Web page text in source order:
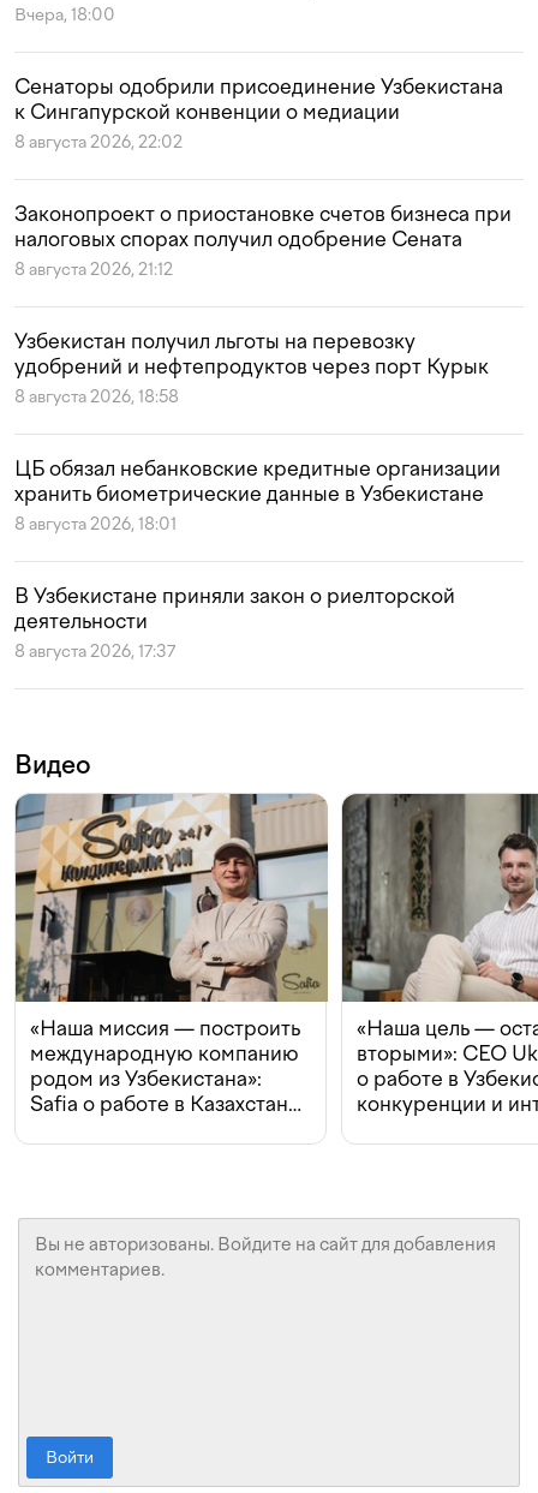
Вчера, 18:00
Сенаторы одобрили присоединение Узбекистана
к Сингапурской конвенции о медиации
8 августа 2026, 22:02
Законопроект о приостановке счетов бизнеса при
налоговых спорах получил одобрение Сената
8 августа 2026, 21:12
Узбекистан получил льготы на перевозку
удобрений и нефтепродуктов через порт Курык
8 августа 2026, 18:58
ЦБ обязал небанковские кредитные организации
хранить биометрические данные в Узбекистане
8 августа 2026, 18:01
В Узбекистане приняли закон о риелторской
деятельности
8 августа 2026, 17:37
Видео
«Наша миссия — построить
международную компанию
родом из Узбекистана»:
Safia о работе в Казахстане,
«Наша цель —
вторыми»: CEO
о работе в
конкуренции и
Войти